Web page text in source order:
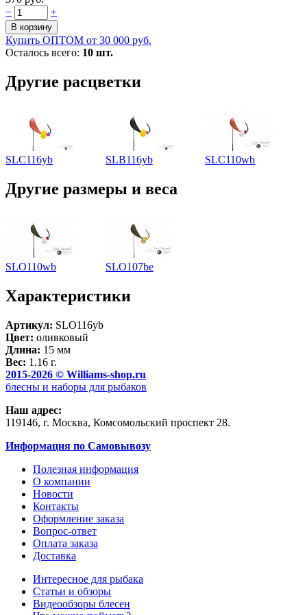
−
+
Купить ОПТОМ от 30 000 руб.
Осталось всего: 10 шт.
Другие расцветки
SLC116yb SLB116yb SLC110wb
Другие размеры и веса
SLO110wb SLO107be
Характеристики
Артикул: SLO116yb
Цвет: оливковый
Длина: 15 мм
Вес: 1.16 г.
2015-2026 © Williams-shop.ru
блесны и наборы для рыбаков
Наш адрес:
119146, г. Москва, Комсомольский проспект 28.
Информация по Самовывозу
Полезная информация
О компании
Новости
Контакты
Оформление заказа
Вопрос-ответ
Оплата заказа
Доставка
Интересное для рыбака
Статьи и обзоры
Видеообзоры блесен